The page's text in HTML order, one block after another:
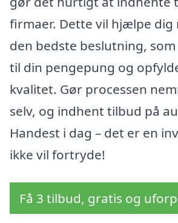
firmaer. Dette vil hjælpe
den bedste beslutning,
til din pengepung og
kvalitet. Gør processen
selv, og indhent tilbud på
Handest i dag – det er en
ikke vil fortryde!
Få 3 tilbud, gratis og